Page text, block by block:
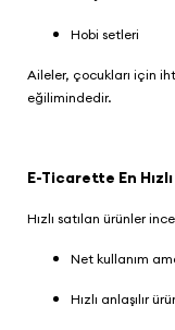
Hobi setleri
Aileler, çocukları için
eğilimindedir.
E-Ticarette En
Hızlı satılan ürünler
Net kullanım
Hızlı anlaşılır